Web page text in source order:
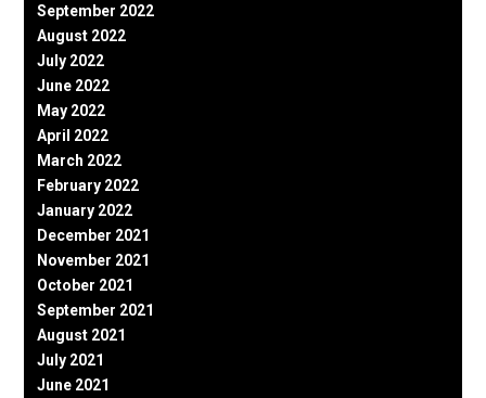
September 2022
August 2022
July 2022
June 2022
May 2022
April 2022
March 2022
February 2022
January 2022
December 2021
November 2021
October 2021
September 2021
August 2021
July 2021
June 2021